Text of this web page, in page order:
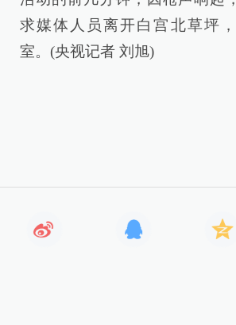
求媒体人员离开白宫北草坪
室。(央视记者 刘旭)